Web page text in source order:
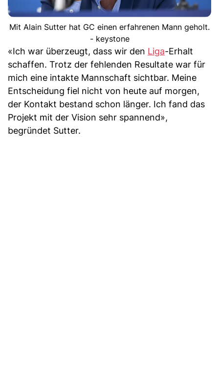
Mit Alain Sutter hat GC einen erfahrenen Mann geholt.
- keystone
«Ich war überzeugt, dass wir den Liga-Erhalt
schaffen. Trotz der fehlenden Resultate war für
mich eine intakte Mannschaft sichtbar. Meine
Entscheidung fiel nicht von heute auf morgen,
der Kontakt bestand schon länger. Ich fand das
Projekt mit der Vision sehr spannend»,
begründet Sutter.